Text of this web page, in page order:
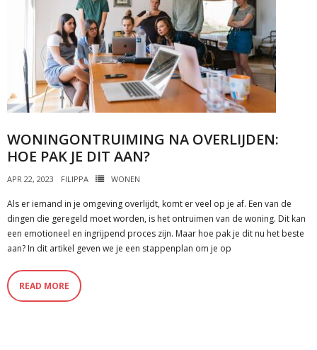
WONINGONTRUIMING NA OVERLIJDEN:
HOE PAK JE DIT AAN?
APR 22, 2023 FILIPPA WONEN
Als er iemand in je omgeving overlijdt, komt er veel op je af. Een van de
dingen die geregeld moet worden, is het ontruimen van de woning. Dit kan
een emotioneel en ingrijpend proces zijn. Maar hoe pak je dit nu het beste
aan? In dit artikel geven we je een stappenplan om je op
READ MORE